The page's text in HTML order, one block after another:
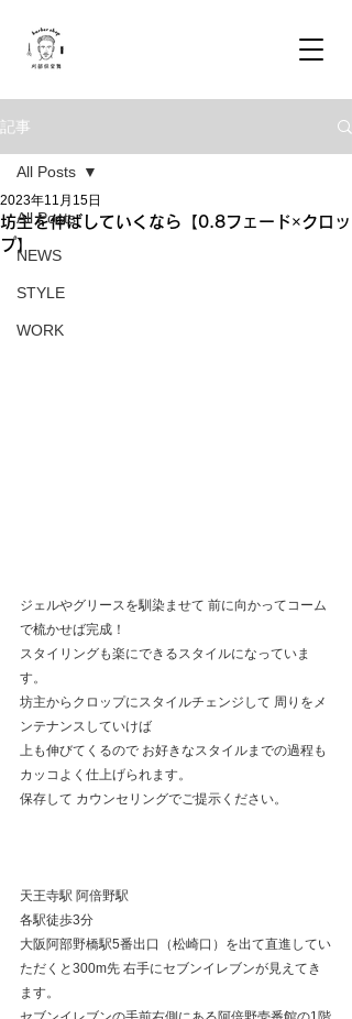
記事
All Posts
NEWS
STYLE
WORK
All Posts
坊主を伸ばしていくなら【0.8フェード×クロッ
プ】
2023年11月15日
ジェルやグリースを馴染ませて 前に向かってコーム
で梳かせば完成！
スタイリングも楽にできるスタイルになっていま
す。
坊主からクロップにスタイルチェンジして 周りをメ
ンテナンスしていけば
上も伸びてくるので お好きなスタイルまでの過程も
カッコよく仕上げられます。
保存して カウンセリングでご提示ください。
天王寺駅 阿倍野駅
各駅徒歩3分
大阪阿部野橋駅5番出口（松崎口）を出て直進してい
ただくと300m先 右手にセブンイレブンが見えてき
ます。